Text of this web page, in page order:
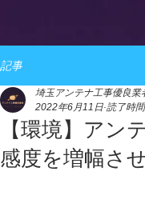
記事
【環境】アン
感度を増幅さ
埼玉アンテナ工事優良業
2022年6月11日 読了時